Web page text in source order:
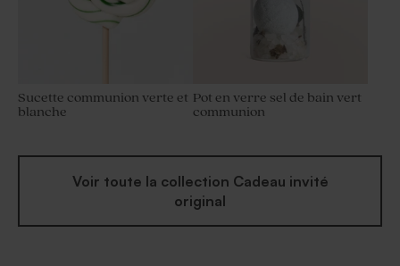
Sucette communion verte et
blanche
Pot en verre sel de bain vert
communion
Voir toute la collection Cadeau invité
original